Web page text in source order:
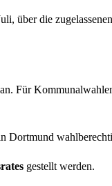
über die
Für
Dortmund
gestellt werden.